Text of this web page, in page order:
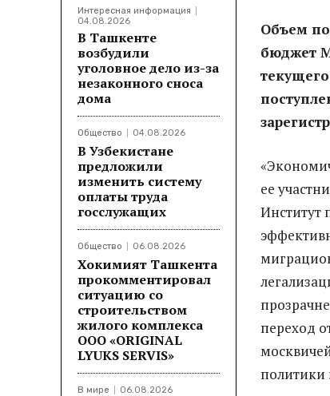
Интересная информация
04.08.2026
В Ташкенте
возбудили
уголовное дело из-за
незаконного сноса
дома
Общество 04.08.2026
В Узбекистане
предложили
изменить систему
оплаты труда
госслужащих
Общество 06.08.2026
Хокимият Ташкента
прокомментировал
ситуацию со
строительством
жилого комплекса
ООО «ORIGINAL
LYUKS SERVIS»
В мире 06.08.2026
Объем
бюджет
ее
Институт
переход
политики